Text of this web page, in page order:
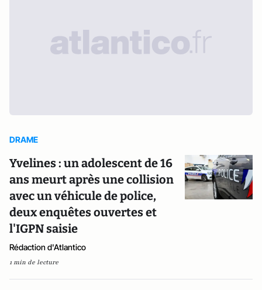
DRAME
Yvelines : un adolescent de 16
ans meurt après une collision
avec un véhicule de police,
deux enquêtes ouvertes et
l'IGPN saisie
Rédaction d'Atlantico
1 min de lecture